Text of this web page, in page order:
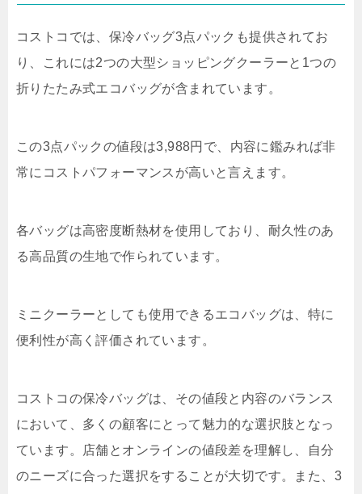
コストコでは、保冷バッグ3点パックも提供されてお
り、これには2つの大型ショッピングクーラーと1つの
折りたたみ式エコバッグが含まれています。
この3点パックの値段は3,988円で、内容に鑑みれば非
常にコストパフォーマンスが高いと言えます。
各バッグは高密度断熱材を使用しており、耐久性のあ
る高品質の生地で作られています。
ミニクーラーとしても使用できるエコバッグは、特に
便利性が高く評価されています。
コストコの保冷バッグは、その値段と内容のバランス
において、多くの顧客にとって魅力的な選択肢となっ
ています。店舗とオンラインの値段差を理解し、自分
のニーズに合った選択をすることが大切です。また、3